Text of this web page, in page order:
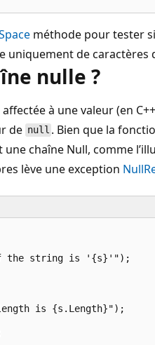
méthode pour tester
uniquement de caractères
nulle ?
affectée à une valeur (en
de null . Bien que la
chaîne Null, comme
lève une exception
the string is '{s}'");
is {s.Length}");